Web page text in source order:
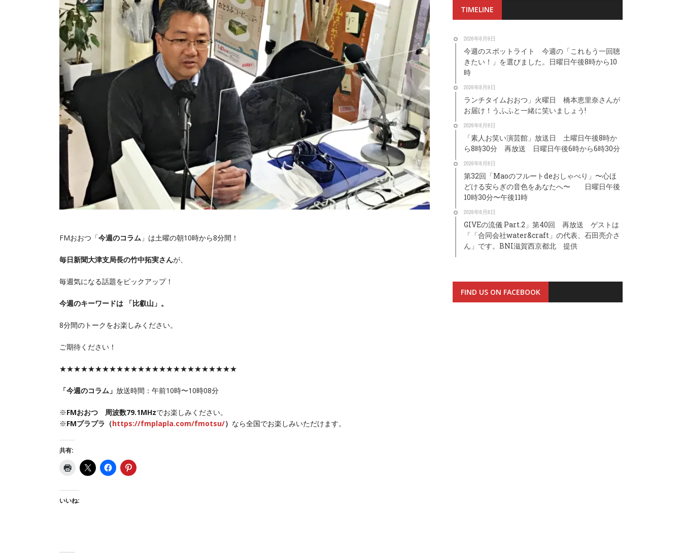
FMおおつ「今週のコラム 」は土曜の朝10時から8分間！
毎日新聞大津支局長の竹中拓実さんが、
毎週気になる話題をピックアップ！
今週のキーワードは 「比叡山」。
8分間のトークをお楽しみください。
ご期待ください！
★★★★★★★★★★★★★★★★★★★★★★★★★
「今週のコラム」 放送時間：午前10時〜10時08分
※FMおおつ 周波数79.1MHzでお楽しみください。
※FMプラプラ（https://fmplapla.com/fmotsu/） なら全国でお楽しみいただけます。
共有:
いいね:
TIMELINE
2026年8月9日
今週のスポットライト 今週の「これもう一回聴
きたい！」を選びました。日曜日午後8時から10
時
2026年8月9日
ランチタイムおおつ」火曜日 橋本恵里奈さんが
お届け！うふふと一緒に笑いましょう!
2026年8月8日
「素人お笑い演芸館」放送日 土曜日午後8時か
ら8時30分 再放送 日曜日午後6時から6時30分
2026年8月8日
第32回「Maoのフルートdeおしゃべり」〜心ほ
どける安らぎの音色をあなたへ〜 日曜日午後
10時30分〜午後11時
2026年8月8日
GIVEの流儀 Part.2」第40回 再放送 ゲストは
「「合同会社water&craft」の代表、石田亮介さ
ん」です。BNI滋賀西京都北 提供
FIND US ON FACEBOOK